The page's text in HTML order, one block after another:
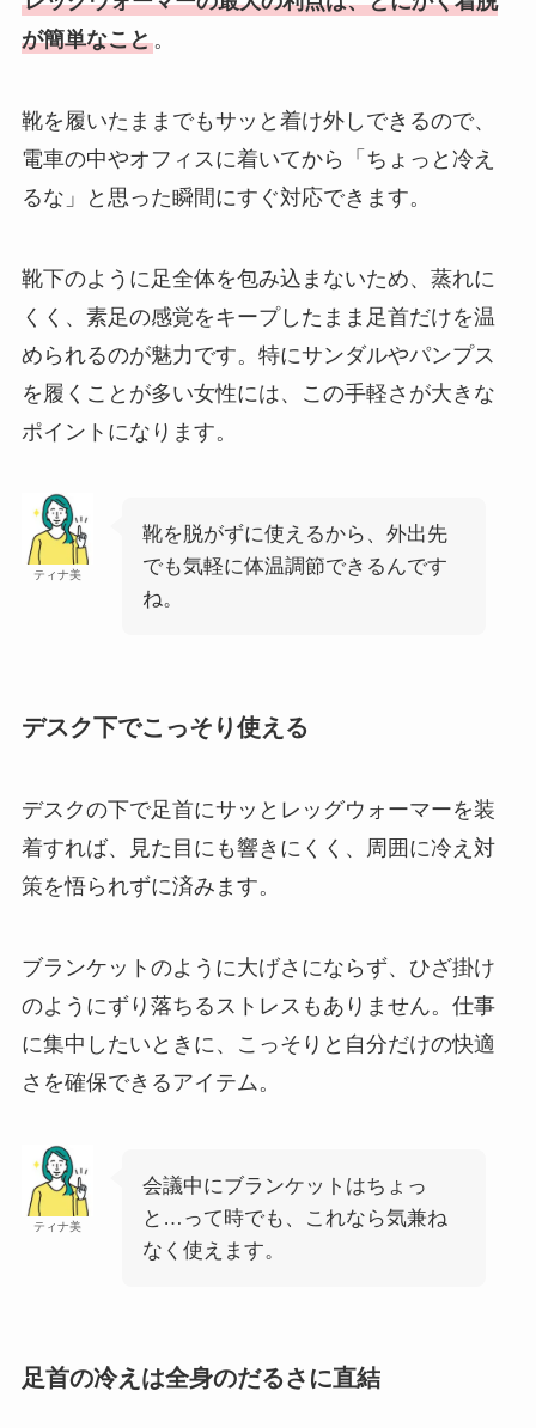
が簡単なこと。
靴を履いたままでもサッと着け外しできるので、
電車の中やオフィスに着いてから「ちょっと冷え
るな」と思った瞬間にすぐ対応できます。
靴下のように足全体を包み込まないため、蒸れに
くく、素足の感覚をキープしたまま足首だけを温
められるのが魅力です。特にサンダルやパンプス
を履くことが多い女性には、この手軽さが大きな
ポイントになります。
ティナ美
靴を脱がずに使えるから、外出先
でも気軽に体温調節できるんです
ね。
デスク下でこっそり使える
デスクの下で足首にサッとレッグウォーマーを装
着すれば、見た目にも響きにくく、周囲に冷え対
策を悟られずに済みます。
ブランケットのように大げさにならず、ひざ掛け
のようにずり落ちるストレスもありません。仕事
に集中したいときに、こっそりと自分だけの快適
さを確保できるアイテム。
ティナ美
会議中にブランケットはちょっ
と…って時でも、これなら気兼ね
なく使えます。
足首の冷えは全身のだるさに直結